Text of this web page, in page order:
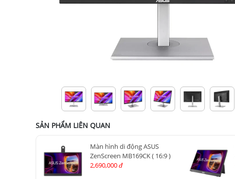
SẢN PHẨM LIÊN QUAN
Màn hình di động ASUS
ZenScreen MB169CK ( 16:9 )
2,690,000 đ